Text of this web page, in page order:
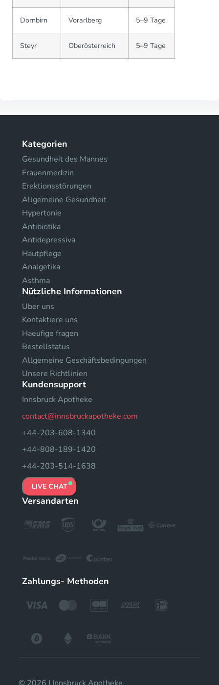
Dornbirn Vorarlberg 5–9 Tage
Steyr Oberösterreich 5–9 Tage
Kategorien
Gesundheit des Mannes
Frauenmedizin
Erektionsstörungen
Allgemeine Gesundheit
Hypertonie
Antibiotika
Antidepressiva
Hautpflege
Analgetika
Asthma
Nützliche Informationen
Uber uns
Kontaktiere uns
Haeufige fragen
Bestellstatus
Allgemeine Geschäftsbedingungen
Unsere Richtlinien
Kundensupport
Innsbruck Apotheke
contact@innsbruckapotheke.com
+44-203-608-1340
+44-808-189-1420
+44-203-514-1638
LIVE CHAT
Versandarten
Zahlungs- Methoden